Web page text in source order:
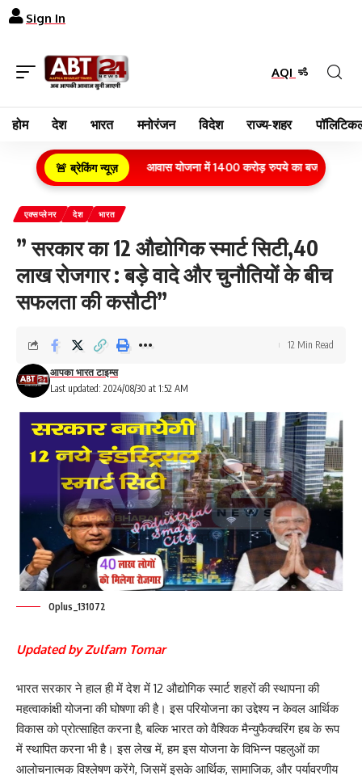
Sign In
AQI
होम देश भारत मनोरंजन विदेश राज्य-शहर
🚨 ब्रेकिंग न्यूज़
के गरीब परिवारों के लिए आवास योजना में 1400 करोड़ रुपये का बजट वित्तीय वर्ष
एक्सप्लेनर देश भारत
” सरकार का 12 औद्योगिक स्मार्ट सिटी,40
लाख रोजगार : बड़े वादे और चुनौतियों के बीच
सफलता की कसौटी”
Last updated: 2024/08/30 at 1:52 AM
आपका भारत टाइम्स
12 Min Read
Oplus_131072
Updated by Zulfam Tomar
भारत सरकार ने हाल ही में देश में 12 औद्योगिक स्मार्ट शहरों की स्थापना की
महत्वाकांक्षी योजना की घोषणा की है। इस परियोजना का उद्देश्य न केवल आर्थिक
विकास को प्रोत्साहित करना है, बल्कि भारत को वैश्विक मैन्युफैक्चरिंग हब के रूप
में स्थापित करना भी है। इस लेख में, हम इस योजना के विभिन्न पहलुओं का
आलोचनात्मक विश्लेषण करेंगे, जिसमें इसके आर्थिक, सामाजिक, और पर्यावरणीय